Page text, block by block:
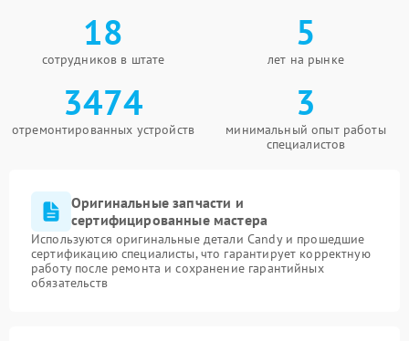
18
сотрудников в штате
5
лет на рынке
3474
отремонтированных устройств
3
минимальный опыт работы
специалистов
Оригинальные запчасти и
сертифицированные мастера
Используются оригинальные детали Candy и прошедшие
сертификацию специалисты, что гарантирует корректную
работу после ремонта и сохранение гарантийных
обязательств